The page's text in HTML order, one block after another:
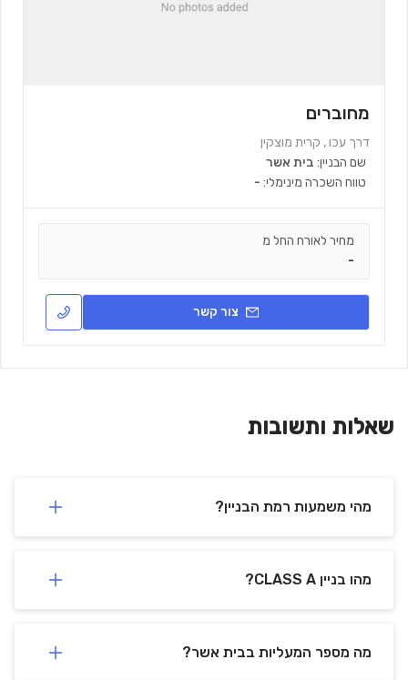
מחוברים
דרך עכו , קרית מוצקין
שם הבניין: בית אשר
טווח השכרה מינימלי: -
מחיר לאורח החל מ
-
צור קשר
שאלות ותשובות
מהי משמעות רמת הבניין?
מהו בניין CLASS A?
מה מספר המעליות בבית אשר?